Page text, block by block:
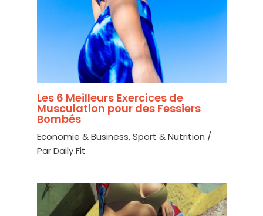
Les 6 Meilleurs Exercices de
Musculation pour des Fessiers
Bombés
Economie & Business,Sport & Nutrition /
ParDaily Fit